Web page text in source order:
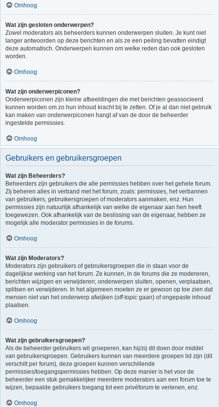
Omhoog
Wat zijn gesloten onderwerpen?
Zowel moderators als beheerders kunnen onderwerpen sluiten. Je kunt niet
langer antwoorden op deze berichten en als ze een peiling bevatten eindigt
deze automatisch. Onderwerpen kunnen om welke reden dan ook gesloten
worden.
Omhoog
Wat zijn onderwerpiconen?
Onderwerpiconen zijn kleine afbeeldingen die met berichten geassocieerd
kunnen worden om zo hun inhoud kracht bij te zetten. Of je al dan niet gebruik
kan maken van onderwerpiconen hangt af van de door de beheerder
ingestelde permissies.
Omhoog
Gebruikers en gebruikersgroepen
Wat zijn Beheerders?
Beheerders zijn gebruikers die alle permissies hebben over het gehele forum.
Zij beheren alles in verband met het forum, zoals: permissies, het verbannen
van gebruikers, gebruikersgroepen of moderators aanmaken, enz. Hun
permissies zijn natuurlijk afhankelijk van welke de eigenaar aan hen heeft
toegewezen. Ook afhankelijk van de beslissing van de eigenaar, hebben ze
mogelijk alle moderator permissies in de forums.
Omhoog
Wat zijn Moderators?
Moderators zijn gebruikers of gebruikersgroepen die in staan voor de
dagelijkse werking van het forum. Ze kunnen, in de forums die ze modereren,
berichten wijzigen en verwijderen; onderwerpen sluiten, openen, verplaatsen,
splitsen en verwijderen. In het algemeen moeten ze er gewoon op toe zien dat
mensen niet van het onderwerp afwijken (off-topic gaan) of ongepaste inhoud
plaatsen.
Omhoog
Wat zijn gebruikersgroepen?
Als de beheerder gebruikers wil groeperen, kan hij/zij dit doen door middel
van gebruikersgroepen. Gebruikers kunnen van meerdere groepen lid zijn (dit
verschilt per forum), deze groepen kunnen verschillende
permissies/toegangspermissies hebben. Op deze manier is het voor de
beheerder een stuk gemakkelijker meerdere moderators aan een forum toe te
wijzen, bepaalde gebruikers toegang tot een privéforum te verlenen, enz.
Omhoog